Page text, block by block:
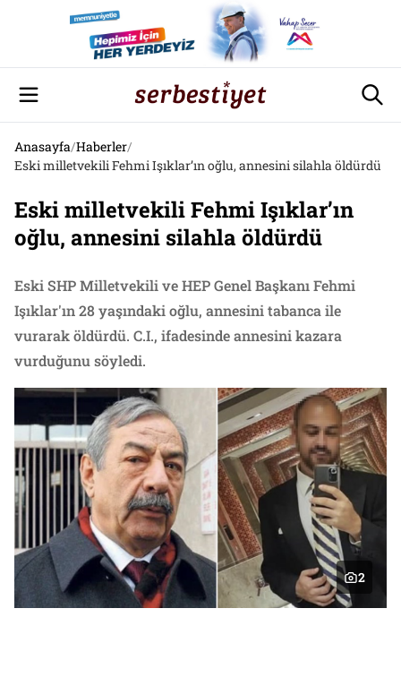
Anasayfa/Haberler/
Eski milletvekili Fehmi Işıklar’ın oğlu, annesini silahla öldürdü
Eski milletvekili Fehmi Işıklar’ın
oğlu, annesini silahla öldürdü
Eski SHP Milletvekili ve HEP Genel Başkanı Fehmi
Işıklar'ın 28 yaşındaki oğlu, annesini tabanca ile
vurarak öldürdü. C.I., ifadesinde annesini kazara
vurduğunu söyledi.
2